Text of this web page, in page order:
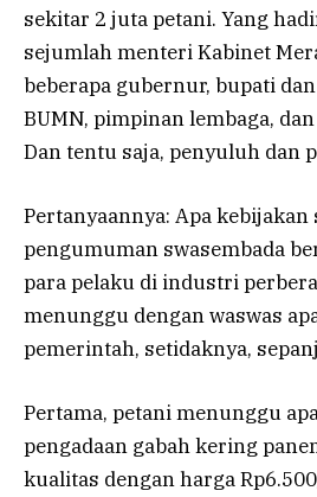
sekitar 2 juta petani. Yang
sejumlah menteri Kabinet
beberapa gubernur, bupati
BUMN, pimpinan lembaga,
Dan tentu saja, penyuluh dan
Pertanyaannya: Apa kebijakan
pengumuman swasembada
para pelaku di industri
menunggu dengan waswas
pemerintah, setidaknya,
Pertama, petani menunggu
pengadaan gabah kering
kualitas dengan harga